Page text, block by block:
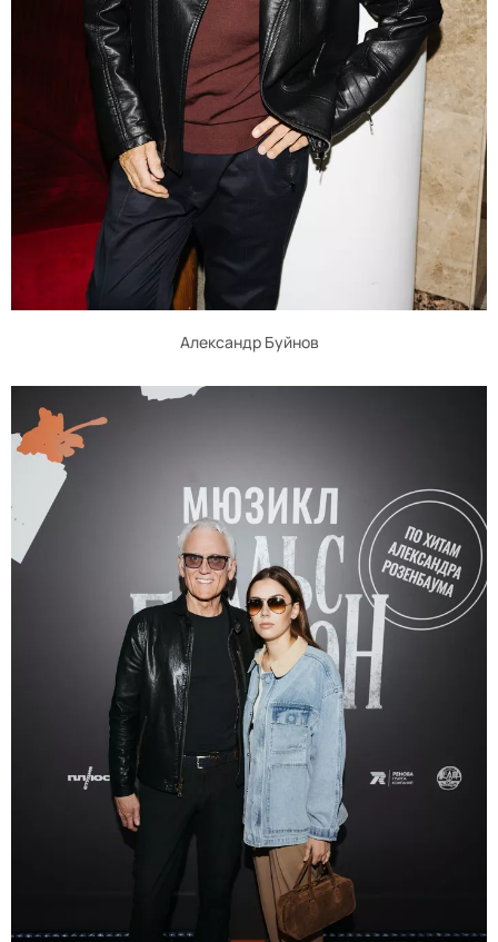
Александр Буйнов